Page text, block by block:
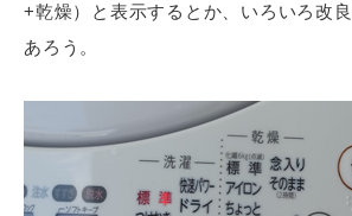
+乾燥）と表示するとか、いろいろ改
あろう。